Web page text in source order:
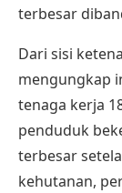
terbesar
Dari sisi
mengungkap
tenaga kerja
penduduk
terbesar
kehutanan,